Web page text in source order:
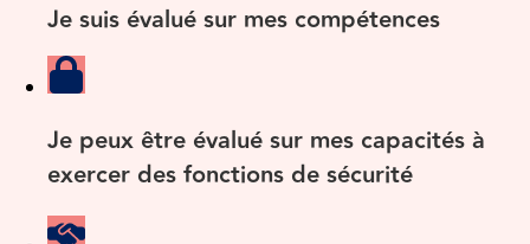
Je suis évalué sur mes compétences
Je peux être évalué sur mes capacités à
exercer des fonctions de sécurité